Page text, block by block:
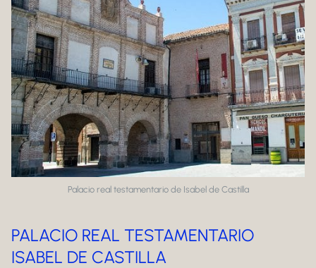
Palacio real testamentario de Isabel de Castilla
PALACIO REAL TESTAMENTARIO
ISABEL DE CASTILLA